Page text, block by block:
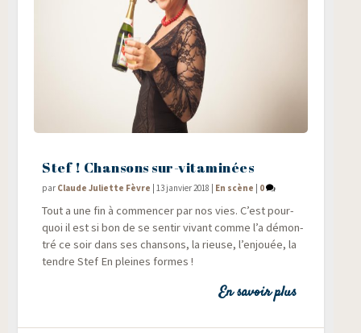
Stef ! Chansons sur-vitaminées
par Claude Juliette Fèvre |13 janvier 2018 En scène 0
Tout a une fin à com­men­cer par nos vies. C’est pour­
quoi il est si bon de se sen­tir vivant comme l’a démon­
tré ce soir dans ses chan­sons, la rieuse, l’enjouée, la
tendre Stef En pleines formes !
En savoir plus